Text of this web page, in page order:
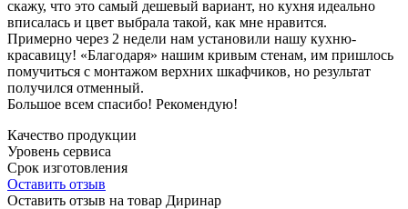
скажу, что это самый дешевый вариант, но кухня идеально
вписалась и цвет выбрала такой, как мне нравится.
Примерно через 2 недели нам установили нашу кухню-
красавицу! «Благодаря» нашим кривым стенам, им пришлось
помучиться с монтажом верхних шкафчиков, но результат
получился отменный.
Большое всем спасибо! Рекомендую!
Качество продукции
Уровень сервиса
Срок изготовления
Оставить отзыв
Оставить отзыв на товар Диринар